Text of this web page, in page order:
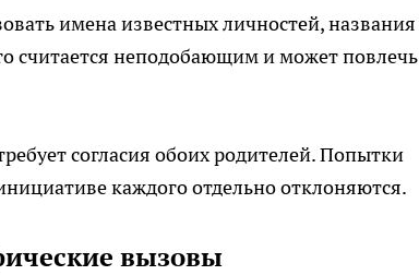
имена известных личностей, названия
считается неподобающим и может повлечь
согласия обоих родителей. Попытки
каждого отдельно отклоняются.
вызовы